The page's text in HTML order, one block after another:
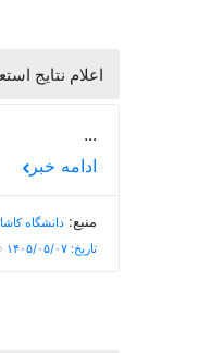
اعلام نتایج
...
ادامه خبر
منبع:دانشگاه
تاریخ: ۱۴۰۵/۰۵/۰۷